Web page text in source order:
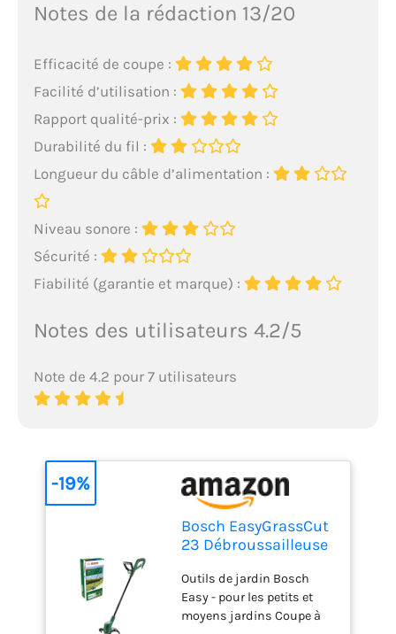
Notes de la rédaction 13/20
Efficacité de coupe :
Facilité d’utilisation :
Rapport qualité-prix :
Durabilité du fil :
Longueur du câble d’alimentation :
Niveau sonore :
Sécurité :
Fiabilité (garantie et marque) :
Notes des utilisateurs 4.2/5
Note de 4.2 pour 7 utilisateurs
Bosch EasyGrassCut
23 Débroussailleuse
Outils de jardin Bosch
Easy - pour les petits et
moyens jardins Coupe à
-19%